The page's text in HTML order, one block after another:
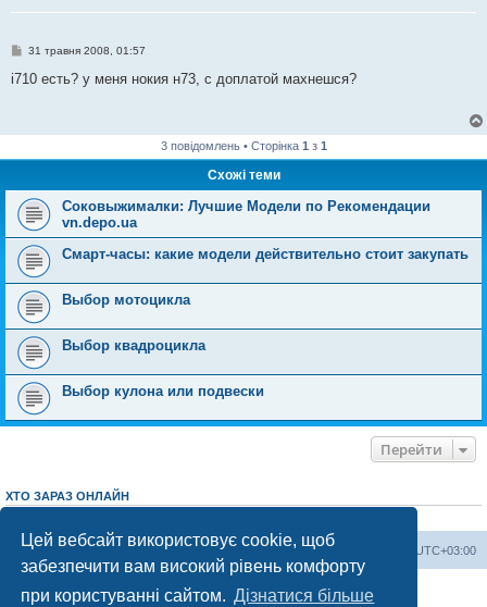
Цей вебсайт використовує cookie, щоб
забезпечити вам високий рівень комфорту
при користуванні сайтом. Дізнатися більше
я
П
в
я
31 травня 2008, 01:57
i710 есть? у меня нокия н73, с доплатой махнешся?
3 повідомлень • Сторінка 1 з 1
Схожі теми
Соковыжималки: Лучшие Модели по Рекомендации
vn.depo.ua
Смарт-часы: какие модели действительно стоит закупать
Выбор мотоцикла
Выбор квадроцикла
Выбор кулона или подвески
Перейти
ХТО ЗАРАЗ ОНЛАЙН
Херсонський форум UTC+03:00
Команда
Працює на phpBB® Forum Software © phpBB Limited